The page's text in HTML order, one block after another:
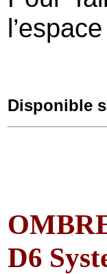
Disponible
D6